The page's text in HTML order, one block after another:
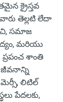
క్రైస్తవ
తెల్లటి లేదా
సమాజ
మరియు
శాంతి
జీవనాన్ని
మెర్సీ, లిటిల్
పేదలకు,